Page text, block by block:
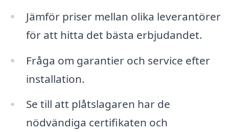
Jämför priser mellan olika leverantörer
för att hitta det bästa erbjudandet.
Fråga om garantier och service efter
installation.
Se till att plåtslagaren har de
nödvändiga certifikaten och